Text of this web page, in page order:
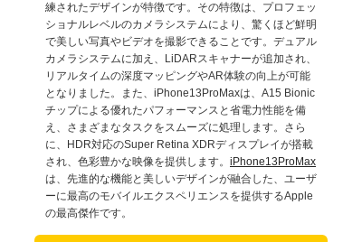
練されたデザインが特徴です。その特徴は、プロフェッ
ショナルレベルのカメラシステムにより、驚くほど鮮明
で美しい写真やビデオを撮影できることです。デュアル
カメラシステムに加え、LiDARスキャナーが追加され、
リアルタイムの深度マッピングやAR体験の向上が可能
となりました。また、iPhone13ProMaxは、A15 Bionic
チップによる優れたパフォーマンスと省電力性能を備
え、さまざまなタスクをスムーズに処理します。さら
に、HDR対応のSuper Retina XDRディスプレイが搭載
され、色彩豊かな映像を提供します。 iPhone13ProMax
は、先進的な機能と美しいデザインが融合した、ユーザ
ーに最高のモバイルエクスペリエンスを提供するApple
の最高傑作です。